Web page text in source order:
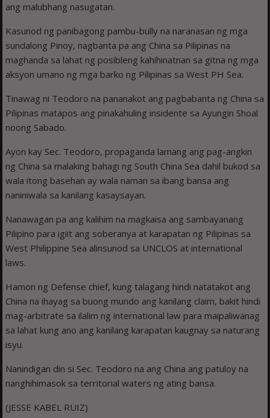
ang malubhang nasugatan.
Kasunod ng panibagong pambu-bully na naranasan ng mga
sundalong Pinoy, nagbanta pa ang China sa Pilipinas na
maghanda sa lahat ng posibleng kahihinatnan sa gitna ng mga
aksyon umano ng mga barko ng Pilipinas sa West PH Sea.
Tinawag ni Teodoro na pananakot ang pagbabanta ng China sa
Pilipinas matapos ang pinakahuling insidente sa Ayungin Shoal
noong Sabado.
Ayon kay Sec. Teodoro, propaganda lamang ang pag-angkin
ng China sa malaking bahagi ng South China Sea dahil bukod sa
wala itong basehan ay wala naman sa ibang bansa ang
naniniwala sa kanilang kasaysayan.
Nanawagan pa ang kalihim na magkaisa ang sambayanang
Pilipino para igiit ang soberanya at karapatan ng Pilipinas sa
West Philippine Sea alinsunod sa UNCLOS at international
laws.
Hamon ng Defense chief, kung talagang hindi natatakot ang
China na ihayag sa buong mundo ang kanilang claim, bakit hindi
mag-arbitrate sa ilalim ng international law para maipaliwanag
sa lahat kung ano ang kanilang karapatan kaugnay sa naturang
isyu.
Nanindigan din si Sec. Teodoro na ang China ang patuloy na
nanghihimasok sa territorial waters ng ating bansa.
(JESSE KABEL RUIZ)